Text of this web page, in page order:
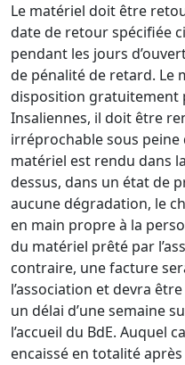
Le matériel doit être
date de retour spécifiée
pendant les jours
de pénalité de retard. Le
disposition gratuitement
Insaliennes, il doit être
irréprochable sous peine
matériel est rendu dans
dessus, dans un état de
aucune dégradation, le
en main propre à la
du matériel prêté par
contraire, une facture
l’association et devra
un délai d’une semaine
l’accueil du BdE. Auquel
encaissé en totalité après